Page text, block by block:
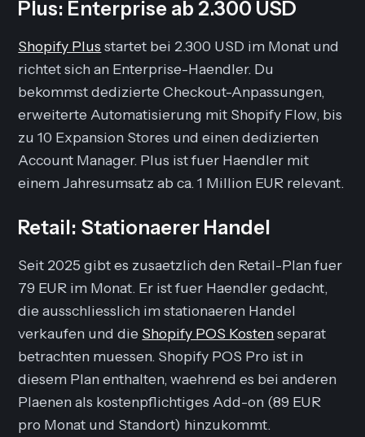
Plus: Enterprise ab 2.300 USD
Shopify Plus startet bei 2.300 USD im Monat und
richtet sich an Enterprise-Haendler. Du
bekommst dedizierte Checkout-Anpassungen,
erweiterte Automatisierung mit Shopify Flow, bis
zu 10 Expansion Stores und einen dedizierten
Account Manager. Plus ist fuer Haendler mit
einem Jahresumsatz ab ca. 1 Million EUR relevant.
Retail: Stationaerer Handel
Seit 2025 gibt es zusaetzlich den Retail-Plan fuer
79 EUR im Monat. Er ist fuer Haendler gedacht,
die ausschliesslich im stationaeren Handel
verkaufen und die Shopify POS Kostenseparat
betrachten muessen. Shopify POS Pro ist in
diesem Plan enthalten, waehrend es bei anderen
Plaenen als kostenpflichtiges Add-on (89 EUR
pro Monat und Standort) hinzukommt.